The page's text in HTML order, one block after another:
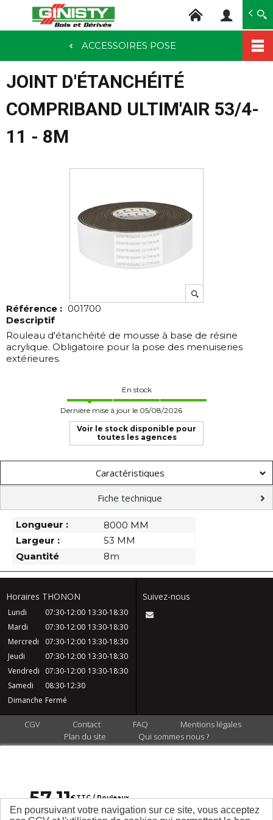
En poursuivant votre navigation sur ce site, vous acceptez
contenu
ACCESSOIRES POSE
JOINT D'ÉTANCHÉITÉ
COMPRIBAND ULTIM'AIR 53/4-
11 - 8M
Référence : 001700
Descriptif
Rouleau d'étanchéité de mousse à base de résine
acrylique. Obligatoire pour la pose des menuiseries
extérieures.
En stock
Dernière mise à jour le 05/08/2026
Voir le stock disponible pour
toutes les agences
57,11€TTC / Rouleaux
Caractéristiques
Fiche technique
Longueur :
8000 MM
Largeur :
53 MM
Quantité
8m
Horaires THONON
Lundi 07:30-12:00 13:30-18:30
Mardi
07:30-12:00 13:30-18:30
Mercredi
07:30-12:00 13:30-18:30
Jeudi
07:30-12:00 13:30-18:30
Vendredi
07:30-12:00 13:30-18:30
Samedi
08:30-12:30
Dimanche Fermé
Suivez-nous
CGV Contact FAQ
Mentions légales
Plan du site
Qui sommes nous ?